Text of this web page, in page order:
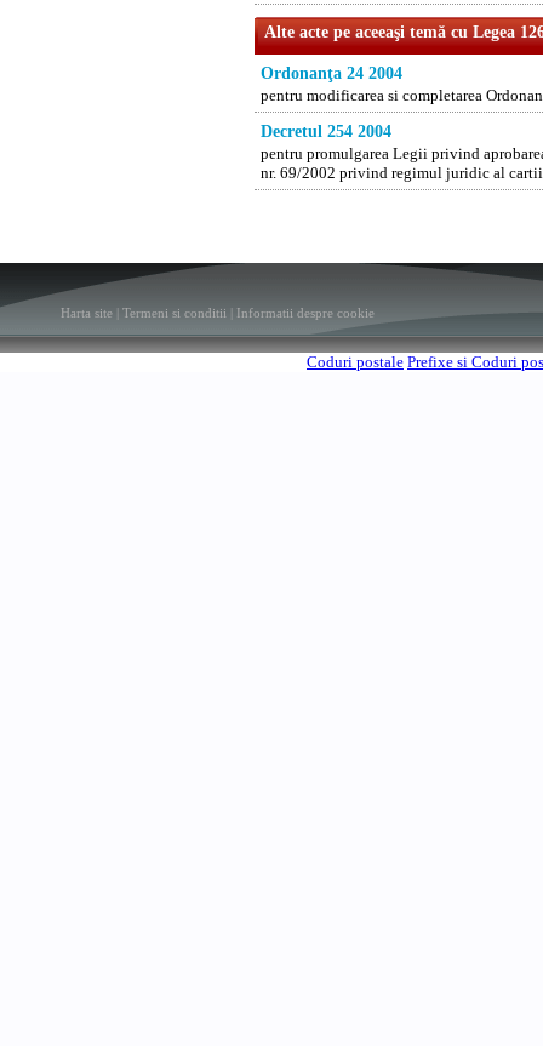
Alte acte pe aceeaşi temă cu Legea
Ordonanţa 24 2004
pentru modificarea si completarea
Decretul 254 2004
pentru promulgarea Legii privind
nr. 69/2002 privind regimul juridic al
Harta site Termeni si conditii Informatii despre cookie
Coduri postale Prefixe si Coduri